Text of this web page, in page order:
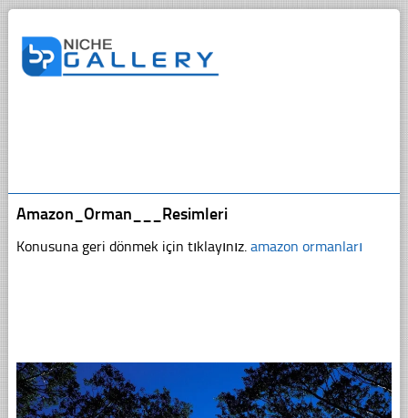
Amazon_Orman___Resimleri
Konusuna geri dönmek için tıklayınız. amazon ormanları